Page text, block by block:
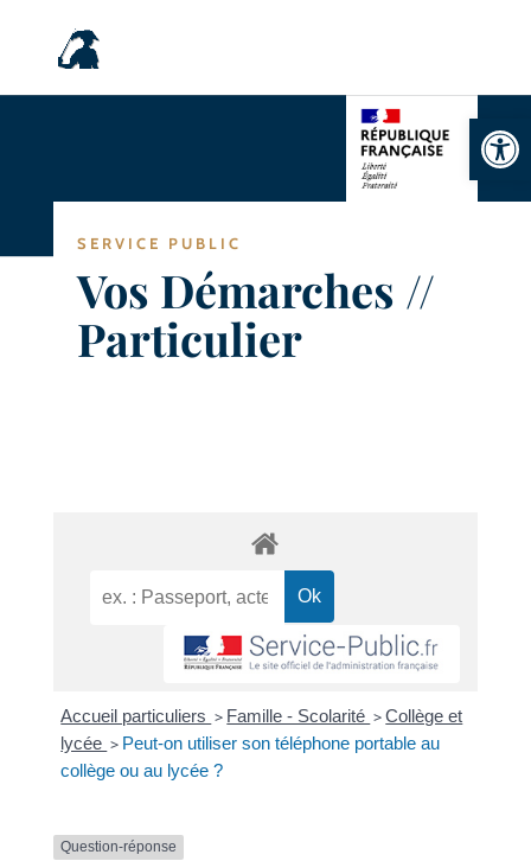
SERVICE PUBLIC
Vos Démarches //
Particulier
Accueil particuliers > Famille - Scolarité >Collège et
lycée > Peut-on utiliser son téléphone portable au
collège ou au lycée ?
Question-réponse
Ouvrir